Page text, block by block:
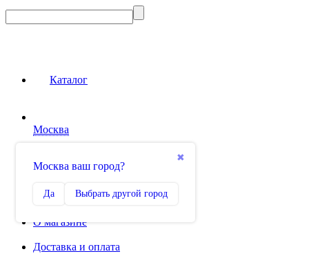
Каталог
Москва
✖
Москва ваш город?
Да Выбрать другой город
0
Избранное
О магазине
Доставка и оплата